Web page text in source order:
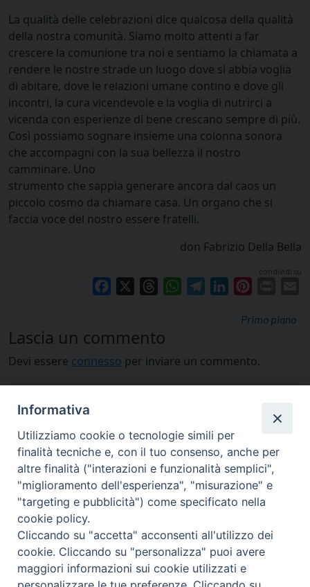
La qualità delle celebrazioni dice qualcosa della qualità
della nostra comunità. Siamo molto attenti a far
crescere la comunione tra noi e sentiamo la chiamata a
rendere le nostre strade un luogo dove si abbia voglia
di abitare, dove le relazioni umane contino e dove gli
incontri, la cura vicendevole e la voglia di nutrirci a
vicenda con esperienze di bene crescano sempre di più.
Così possiamo sognare insieme una colonna sonora
che accompagni con la sua bellezza il nostro
camminare. Uno
strumento che sappia generare ancora dal caos un
piccolo cosmo da chiamare casa. Un organo che si
faccia voce del nostro essere fratelli.
don Fabrizio Della Bella
condividi su
Facebook ThreadsWhatsAppTelegramLinkedIn
Primo piano
Lascia un commento
Devi essere connesso per inviare un commento.
via Amedeo Rossi, 28 - 12100 Cuneo
segreteriagenerale@diocesicuneofossano.it
Informativa
Utilizziamo cookie o tecnologie simili per
finalità tecniche e, con il tuo consenso, anche per
altre finalità ("interazioni e funzionalità semplici",
"miglioramento dell'esperienza", "misurazione" e
"targeting e pubblicità") come specificato nella
cookie policy.
Cliccando su "accetta" acconsenti all'utilizzo dei
cookie. Cliccando su "personalizza" puoi avere
maggiori informazioni sui cookie utilizzati e